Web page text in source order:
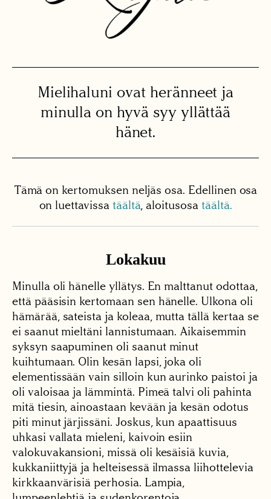
Mielihaluni ovat heränneet ja
minulla on hyvä syy yllättää
hänet.
Tämä on kertomuksen neljäs osa. Edellinen osa
on luettavissa täältä, aloitusosa täältä.
Lokakuu
Minulla oli hänelle yllätys. En malttanut odottaa,
että pääsisin kertomaan sen hänelle. Ulkona oli
hämärää, sateista ja koleaa, mutta tällä kertaa se
ei saanut mieltäni lannistumaan. Aikaisemmin
syksyn saapuminen oli saanut minut
kuihtumaan. Olin kesän lapsi, joka oli
elementissään vain silloin kun aurinko paistoi ja
oli valoisaa ja lämmintä. Pimeä talvi oli pahinta
mitä tiesin, ainoastaan kevään ja kesän odotus
piti minut järjissäni. Joskus, kun apaattisuus
uhkasi vallata mieleni, kaivoin esiin
valokuvakansioni, missä oli kesäisiä kuvia,
kukkaniittyjä ja helteisessä ilmassa liihottelevia
kirkkaanvärisiä perhosia. Lampia,